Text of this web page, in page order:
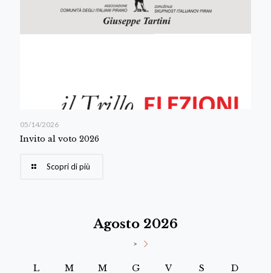
05/14/2026
Invito al voto 2026
Scopri di più
Agosto 2026
>
L M M G V S D